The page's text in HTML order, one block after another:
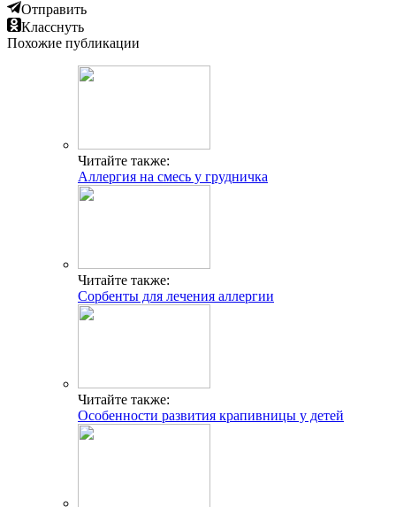
Отправить
Класснуть
Похожие публикации
Читайте также:
Аллергия на смесь у грудничка
Читайте также:
Сорбенты для лечения аллергии
Читайте также:
Особенности развития крапивницы у детей